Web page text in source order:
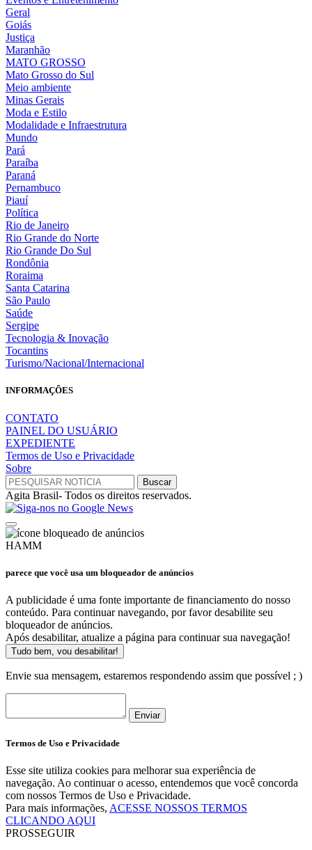
Geral
Goiás
Justiça
Maranhão
MATO GROSSO
Mato Grosso do Sul
Meio ambiente
Minas Gerais
Moda e Estilo
Modalidade e Infraestrutura
Mundo
Pará
Paraíba
Paraná
Pernambuco
Piauí
Política
Rio de Janeiro
Rio Grande do Norte
Rio Grande Do Sul
Rondônia
Roraima
Santa Catarina
São Paulo
Saúde
Sergipe
Tecnologia & Inovação
Tocantins
Turismo/Nacional/Internacional
INFORMAÇÕES
CONTATO
PAINEL DO USUÁRIO
EXPEDIENTE
Termos de Uso e Privacidade
Sobre
Agita Brasil- Todos os direitos reservados.
HAMM
parece que você usa um bloqueador de anúncios
A publicidade é uma fonte importante de financiamento do nosso
conteúdo. Para continuar navegando, por favor desabilite seu
bloqueador de anúncios.
Após desabilitar, atualize a página para continuar sua navegação!
Tudo bem, vou desabilitar!
Envie sua mensagem, estaremos respondendo assim que possível ; )
Enviar
Termos de Uso e Privacidade
Esse site utiliza cookies para melhorar sua experiência de
navegação. Ao continuar o acesso, entendemos que você concorda
com nossos Termos de Uso e Privacidade.
Para mais informações, ACESSE NOSSOS TERMOS
CLICANDO AQUI
PROSSEGUIR